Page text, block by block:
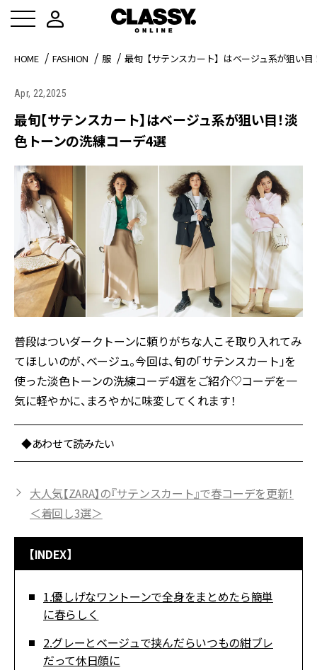
HOME FASHION 服 最旬【サテンスカート】はベージュ系が狙い
Apr, 22,2025
最旬【サテンスカート】はベージュ系が狙い目！淡
色トーンの洗練コーデ4選
普段はついダークトーンに頼りがちな人こそ取り入れてみ
てほしいのが、ベージュ。今回は、旬の「サテンスカート」を
使った淡色トーンの洗練コーデ4選をご紹介♡コーデを一
気に軽やかに、まろやかに味変してくれます！
◆あわせて読みたい
大人気【ZARA】の『サテンスカート』で春コーデを更新！
＜着回し3選＞
【INDEX】
1.優しげなワントーンで全身をまとめたら簡単
に春らしく
2.グレーとベージュで挟んだらいつもの紺ブレ
だって休日顔に